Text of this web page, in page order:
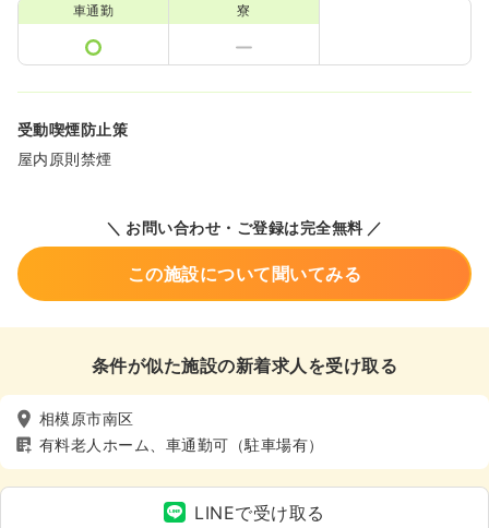
車通勤 寮
受動喫煙防止策
屋内原則禁煙
＼ お問い合わせ・ご登録は完全無料 ／
この施設について聞いてみる
条件が似た施設の新着求人を受け取る
相模原市南区
有料老人ホーム、車通勤可（駐車場有）
LINEで受け取る